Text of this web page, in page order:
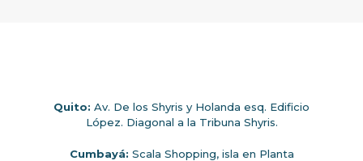
Quito: Av. De los Shyris y Holanda esq. Edificio
López. Diagonal a la Tribuna Shyris.
Cumbayá: Scala Shopping, isla en Planta